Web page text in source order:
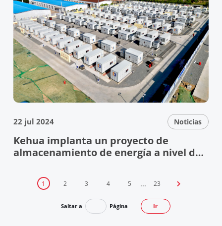
22 jul 2024 Noticias
Kehua implanta un proyecto de
almacenamiento de energía a nivel de
China
1 2 3 4 5 ... 23 
Saltar a Página Ir